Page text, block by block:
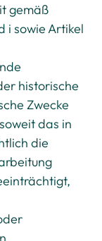
gemäß
i sowie Artikel
historische
Zwecke
das in
die